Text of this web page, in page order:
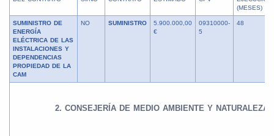
(MESES)
SUMINISTRO DE
ENERGÍA
ELÉCTRICA DE LAS
INSTALACIONES Y
DEPENDENCIAS
PROPIEDAD DE LA
CAM
NO SUMINISTRO
5.900.000,00
€
09310000-
5
48
2. CONSEJERÍA DE MEDIO AMBIENTE Y NATURALEZA